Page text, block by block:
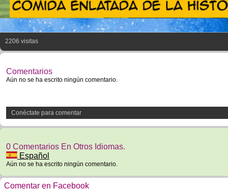
2206 visitas
Comentarios
Aún no se ha escrito ningún comentario.
Conéctate para comentar
0 Comentarios En Otros Idiomas.
Español
Aún no se ha escrito ningún comentario.
Comentar en Facebook